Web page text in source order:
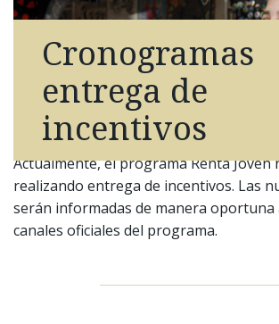
Cronogramas
entrega de
incentivos
Actualmente, el programa Renta Joven
realizando entrega de incentivos. Las
serán informadas de manera oportuna
canales oficiales del programa.